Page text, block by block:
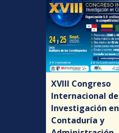
XVIII Congreso
Internacional de
Investigación en
Contaduría y